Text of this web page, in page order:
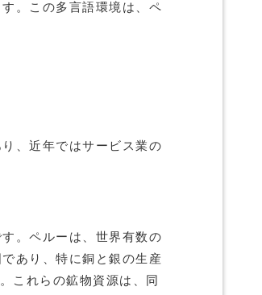
。この多言語環境は、ペ
、近年ではサービス業の
。ペルーは、世界有数の
あり、特に銅と銀の生産
これらの鉱物資源は、同